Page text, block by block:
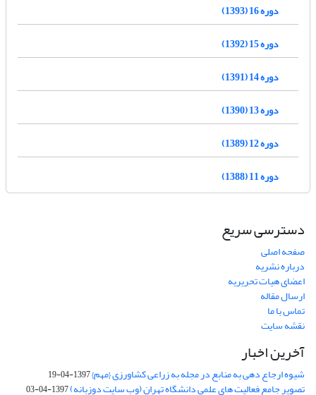
دوره 16 (1393)
دوره 15 (1392)
دوره 14 (1391)
دوره 13 (1390)
دوره 12 (1389)
دوره 11 (1388)
دسترسی سریع
صفحه اصلی
درباره نشریه
اعضای هیات تحریریه
ارسال مقاله
تماس با ما
نقشه سایت
آخرین اخبار
شیوه ارجاع دهی به منابع در مجله به زراعی کشاورزی {مهم}1397-04-19
تصویر جامع فعالیت های علمی دانشگاه تهران (وب سایت دوزبانه)1397-04-03